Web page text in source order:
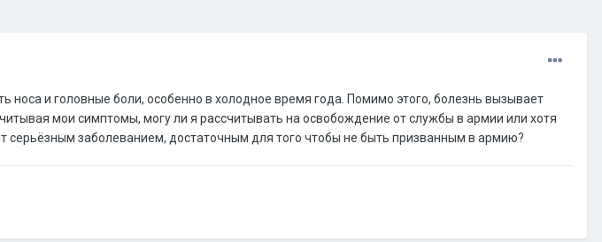
носа и головные боли, особенно в холодное время года. Помимо этого, болезнь вызывает
мои симптомы, могу ли я рассчитывать на освобождение от службы в армии или хотя
серьёзным заболеванием, достаточным для того чтобы не быть призванным в армию?